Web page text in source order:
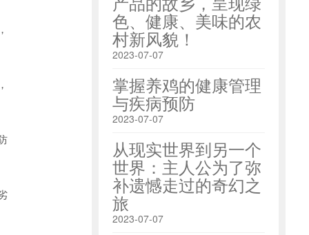
色、健康、美味的农
村新风貌！
2023-07-07
掌握养鸡的健康管理
与疾病预防
2023-07-07
从现实世界到另一个
世界：主人公为了弥
补遗憾走过的奇幻之
旅
2023-07-07